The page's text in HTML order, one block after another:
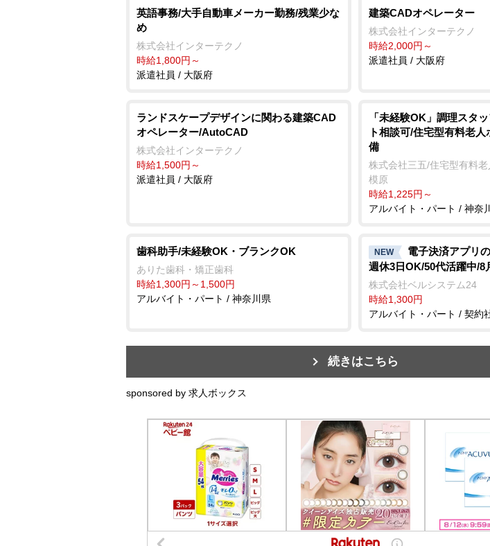
英語事務/大手自動車メーカー勤務/残業少な
め
株式会社インターテクノ
時給1,800円～
派遣社員 / 大阪府
建築CADオペレーター
株式会社インターテクノ
時給2,000円～
派遣社員 / 大阪府
ランドスケープデザインに関わる建築CAD
オペレーター/AutoCAD
株式会社インターテクノ
時給1,500円～
派遣社員 / 大阪府
「未経験OK」調理スタ
ト相談可/住宅型有料老
備
株式会社三五/住宅型有料
模原
時給1,225円～
アルバイト・パート / 神奈
歯科助手/未経験OK・ブランクOK
ありた歯科・矯正歯科
時給1,300円～1,500円
アルバイト・パート / 神奈川県
NEW
電子決済アプリ
週休3日OK/50代活躍中/8
株式会社ベルシステム24
時給1,300円
アルバイト・パート / 契約
続きはこちら
sponsored by 求人ボックス